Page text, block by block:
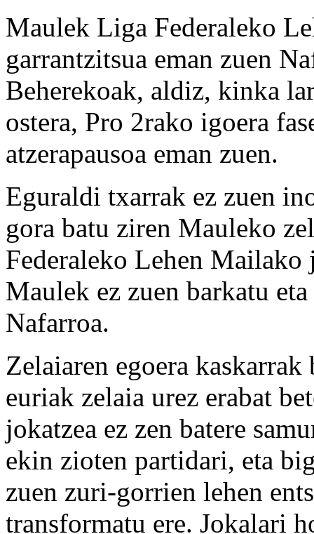
Maulek Liga Federaleko
garrantzitsua eman zuen
Beherekoak, aldiz, kinka
ostera, Pro 2rako igoera
atzerapausoa eman zuen.
Eguraldi txarrak ez zuen
gora batu ziren Mauleko
Federaleko Lehen Mailako
Maulek ez zuen barkatu
Nafarroa.
Zelaiaren egoera
euriak zelaia urez erabat
jokatzea ez zen batere
ekin zioten partidari, eta
zuen zuri-gorrien lehen
transformatu ere. Jokalari